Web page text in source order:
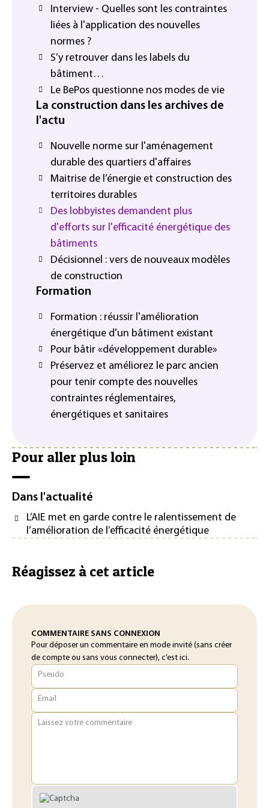
Interview - Quelles sont les contraintes
liées à l'application des nouvelles
normes ?
S’y retrouver dans les labels du
bâtiment…
Le BePos questionne nos modes de vie
La construction dans les archives de
l'actu
Nouvelle norme sur l'aménagement
durable des quartiers d'affaires
Maitrise de l’énergie et construction des
territoires durables
Des lobbyistes demandent plus
d'efforts sur l'efficacité énergétique des
bâtiments
Décisionnel : vers de nouveaux modèles
de construction
Formation
Formation : réussir l'amélioration
énergétique d'un bâtiment existant
Pour bâtir «développement durable»
Préservez et améliorez le parc ancien
pour tenir compte des nouvelles
contraintes réglementaires,
énergétiques et sanitaires
Pour aller plus loin
Dans l'actualité
L’AIE met en garde contre le ralentissement de
l’amélioration de l’efficacité énergétique
Réagissez à cet article
COMMENTAIRE SANS CONNEXION
Pour déposer un commentaire en mode invité (sans créer
de compte ou sans vous connecter), c’est ici.
Pseudo
Email
Laissez votre commentaire